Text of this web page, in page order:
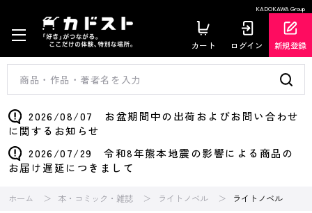
KADOKAWA Group
カート ログイン 新規登録
2026/08/07 お盆期間中の出荷およびお問い合わせ
に関するお知らせ
2026/07/29 令和8年熊本地震の影響による商品の
お届け遅延につきまして
ホーム 本・コミック・雑誌 ライトノベル ライトノベル